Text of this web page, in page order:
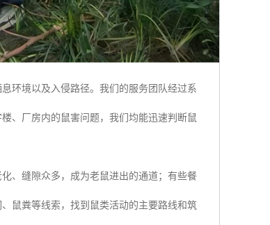
环境以及入侵路径。我们的服务团队经过系
、厂房内的鼠害问题，我们均能迅速判断鼠
、缝隙众多，成为老鼠进出的通道；有些餐
鼠粪等线索，找到鼠类活动的主要路线和筑